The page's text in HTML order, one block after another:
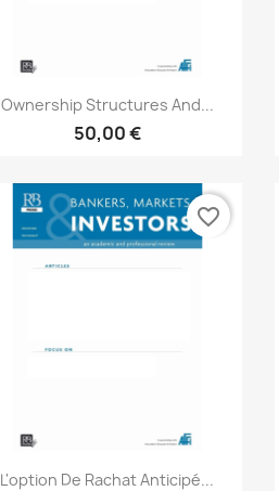
Aperçu rapide
Ownership Structures And...
50,00 €
 Aperçu rapide
L'option De Rachat Anticipé...
favorite_border